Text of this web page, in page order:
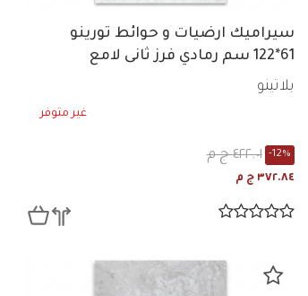
سيراميك ارضيات و حوائط تورينو
61*122 سم رمادي فرز ثانى لامع
بلاتينو
غير متوفر
٤٢٢.٠١ ج م -12%
٣٧٢.٨٤ ج م